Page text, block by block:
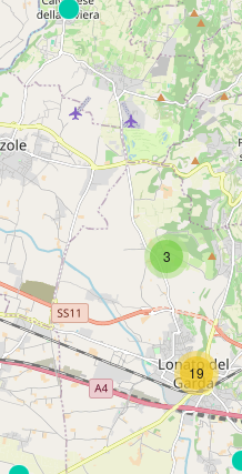
19
3